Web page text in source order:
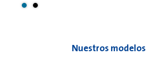
Nuestros modelos